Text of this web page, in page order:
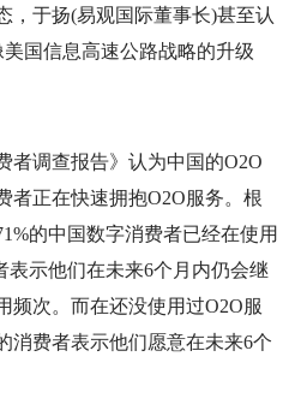
，于扬(易观国际董事长)甚至认
国信息高速公路战略的升级
者调查报告》认为中国的O2O
者正在快速拥抱O2O服务。根
的中国数字消费者已经在使用
表示他们在未来6个月内仍会继
频次。而在还没使用过O2O服
消费者表示他们愿意在未来6个